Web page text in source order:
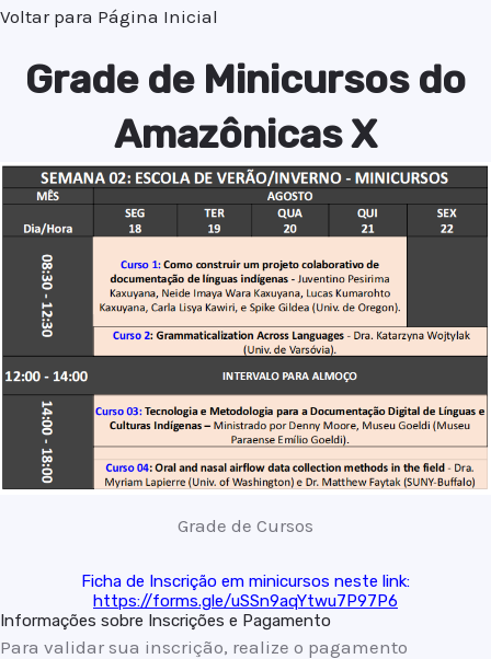
Voltar para Página Inicial
Grade de Minicursos do
Amazônicas X
Grade de Cursos
Ficha de Inscrição em minicursos neste link:
https://forms.gle/uSSn9aqYtwu7P97P6
Informações sobre Inscrições e Pagamento
Para validar sua inscrição, realize o pagamento